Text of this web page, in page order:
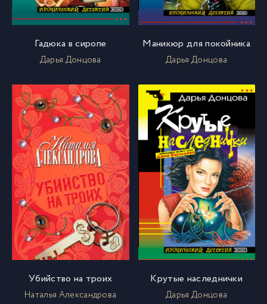
Гадюка в сиропе
Дарья Донцова
Маникюр для покойника
Дарья Донцова
Убийство на троих
Наталья Александрова
Крутые наследнички
Дарья Донцова